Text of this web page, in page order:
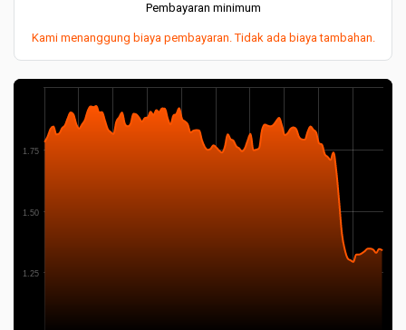
Pembayaran minimum
Kami menanggung biaya pembayaran. Tidak ada biaya tambahan.
1.25
1.50
1.75